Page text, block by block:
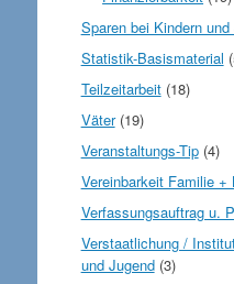
Sparen bei Kindern
Statistik-Basismaterial
Teilzeitarbeit(18)
Väter(19)
Veranstaltungs-Tip(4)
Vereinbarkeit Familie +
Verfassungsauftrag u.
Verstaatlichung /
und Jugend(3)